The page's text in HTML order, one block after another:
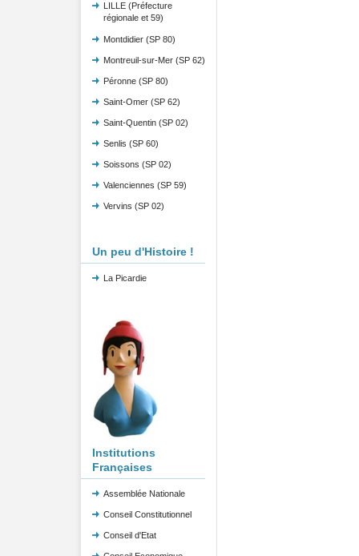
LILLE (Préfecture
régionale et 59)
Montdidier (SP 80)
Montreuil-sur-Mer (SP 62)
Péronne (SP 80)
Saint-Omer (SP 62)
Saint-Quentin (SP 02)
Senlis (SP 60)
Soissons (SP 02)
Valenciennes (SP 59)
Vervins (SP 02)
Un peu d'Histoire !
La Picardie
Institutions
Françaises
Assemblée Nationale
Conseil Constitutionnel
Conseil d'Etat